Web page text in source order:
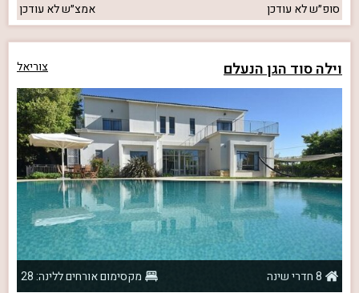
סופ״שלא עודכן אמצ״שלא עודכן
וילה סוד הגן הנעלם צוריאל
8 חדרי שינה
מקסימום אורחים ללינה: 28